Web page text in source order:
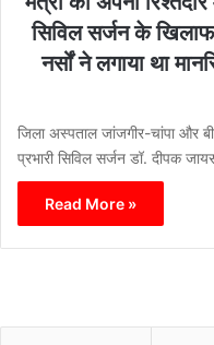
सिविल सर्जन के
नर्सों ने लगाया था
जिला अस्पताल जांजगीर-चांपा और
प्रभारी सिविल सर्जन डॉ. दीपक
Read More »